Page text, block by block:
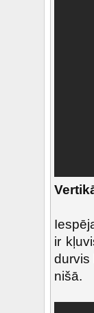
ir
durvis
nišā.